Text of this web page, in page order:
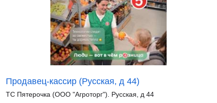
Продавец-кассир (Русская, д 44)
ТС Пятерочка (ООО "Агроторг"). Русская, д 44